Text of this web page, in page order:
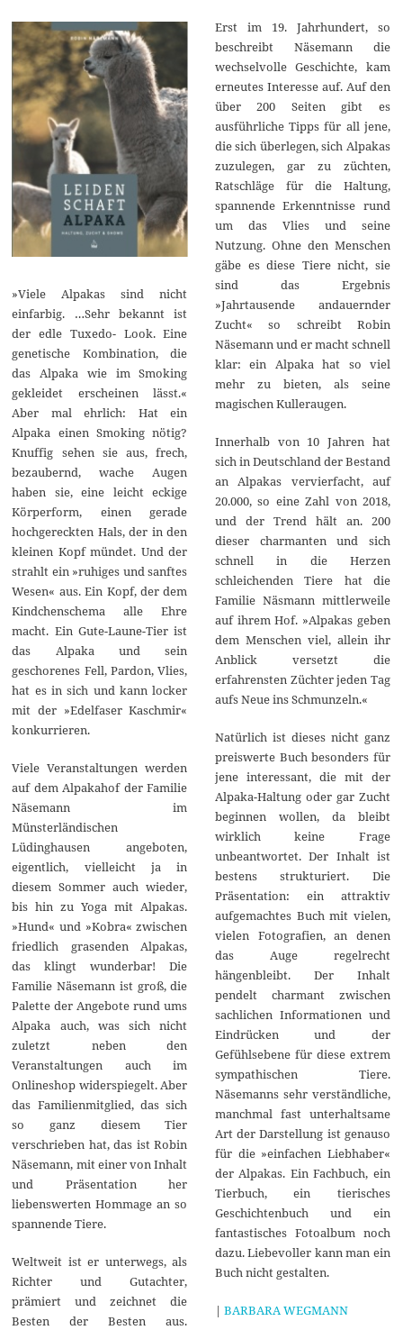
»Viele Alpakas sind nicht
einfarbig. …Sehr bekannt ist
der edle Tuxedo- Look. Eine
genetische Kombination, die
das Alpaka wie im Smoking
gekleidet erscheinen lässt.«
Aber mal ehrlich: Hat ein
Alpaka einen Smoking nötig?
Knuffig sehen sie aus, frech,
bezaubernd, wache Augen
haben sie, eine leicht eckige
Körperform, einen gerade
hochgereckten Hals, der in den
kleinen Kopf mündet. Und der
strahlt ein »ruhiges und sanftes
Wesen« aus. Ein Kopf, der dem
Kindchenschema alle Ehre
macht. Ein Gute-Laune-Tier ist
das Alpaka und sein
geschorenes Fell, Pardon, Vlies,
hat es in sich und kann locker
mit der »Edelfaser Kaschmir«
konkurrieren.
Viele Veranstaltungen werden
auf dem Alpakahof der Familie
Näsemann im
Münsterländischen
Lüdinghausen angeboten,
eigentlich, vielleicht ja in
diesem Sommer auch wieder,
bis hin zu Yoga mit Alpakas.
»Hund« und »Kobra« zwischen
friedlich grasenden Alpakas,
das klingt wunderbar! Die
Familie Näsemann ist groß, die
Palette der Angebote rund ums
Alpaka auch, was sich nicht
zuletzt neben den
Veranstaltungen auch im
Onlineshop widerspiegelt. Aber
das Familienmitglied, das sich
so ganz diesem Tier
verschrieben hat, das ist Robin
Näsemann, mit einer von Inhalt
und Präsentation her
liebenswerten Hommage an so
spannende Tiere.
Weltweit ist er unterwegs, als
Richter und Gutachter,
prämiert und zeichnet die
Besten der Besten aus.
Erst im 19. Jahrhundert, so
beschreibt Näsemann die
wechselvolle Geschichte, kam
erneutes Interesse auf. Auf den
über 200 Seiten gibt es
ausführliche Tipps für all jene,
die sich überlegen, sich Alpakas
zuzulegen, gar zu züchten,
Ratschläge für die Haltung,
spannende Erkenntnisse rund
um das Vlies und seine
Nutzung. Ohne den Menschen
gäbe es diese Tiere nicht, sie
sind das Ergebnis
»Jahrtausende andauernder
Zucht« so schreibt Robin
Näsemann und er macht schnell
klar: ein Alpaka hat so viel
mehr zu bieten, als seine
magischen Kulleraugen.
Innerhalb von 10 Jahren hat
sich in Deutschland der Bestand
an Alpakas vervierfacht, auf
20.000, so eine Zahl von 2018,
und der Trend hält an. 200
dieser charmanten und sich
schnell in die Herzen
schleichenden Tiere hat die
Familie Näsmann mittlerweile
auf ihrem Hof. »Alpakas geben
dem Menschen viel, allein ihr
Anblick versetzt die
erfahrensten Züchter jeden Tag
aufs Neue ins Schmunzeln.«
Natürlich ist dieses nicht ganz
preiswerte Buch besonders für
jene interessant, die mit der
Alpaka-Haltung oder gar Zucht
beginnen wollen, da bleibt
wirklich keine Frage
unbeantwortet. Der Inhalt ist
bestens strukturiert. Die
Präsentation: ein attraktiv
aufgemachtes Buch mit vielen,
vielen Fotografien, an denen
das Auge regelrecht
hängenbleibt. Der Inhalt
pendelt charmant zwischen
sachlichen Informationen und
Eindrücken und der
Gefühlsebene für diese extrem
sympathischen Tiere.
Näsemanns sehr verständliche,
manchmal fast unterhaltsame
Art der Darstellung ist genauso
für die »einfachen Liebhaber«
der Alpakas. Ein Fachbuch, ein
Tierbuch, ein tierisches
Geschichtenbuch und ein
fantastisches Fotoalbum noch
dazu. Liebevoller kann man ein
Buch nicht gestalten.
| BARBARA WEGMANN